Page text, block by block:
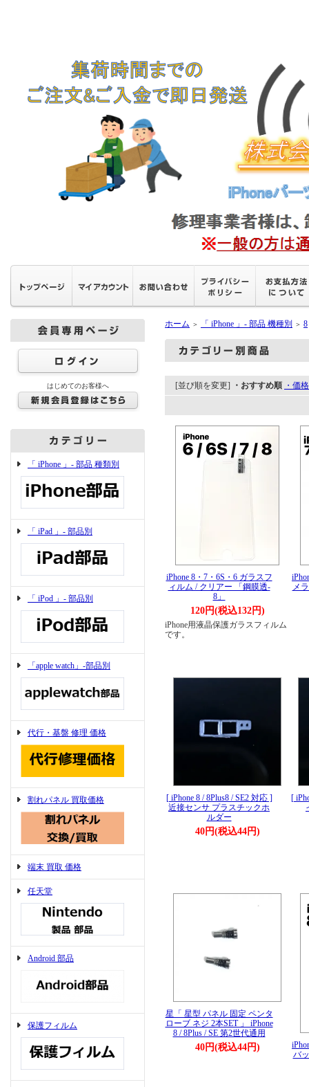
はじめてのお客様へ
「 iPhone 」- 部品 種類別
「 iPad 」- 部品別
「 iPod 」- 部品別
「apple watch」-部品別
代行・基盤 修理 価格
割れパネル 買取価格
端末 買取 価格
任天堂
Android 部品
保護フィルム
ホーム ＞ 「 iPhone 」- 部品 機種別 ＞ 8
[並び順を変更] ・おすすめ順 ・価
iPhone 8・7・6S・6 ガラスフ
ィルム / クリアー 「鋼膜透-
8」
120円(税込132円)
iPhone用液晶保護ガラスフィルム
です。
メ
[ iPhone 8 / 8Plus8 / SE2 対応 ]
近接センサ プラスチックホ
ルダー
40円(税込44円)
[
星「 星型 パネル 固定 ペンタ
ローブ ネジ 2本SET 」 iPhone
8 / 8Plus / SE 第2世代通用
40円(税込44円)
バ